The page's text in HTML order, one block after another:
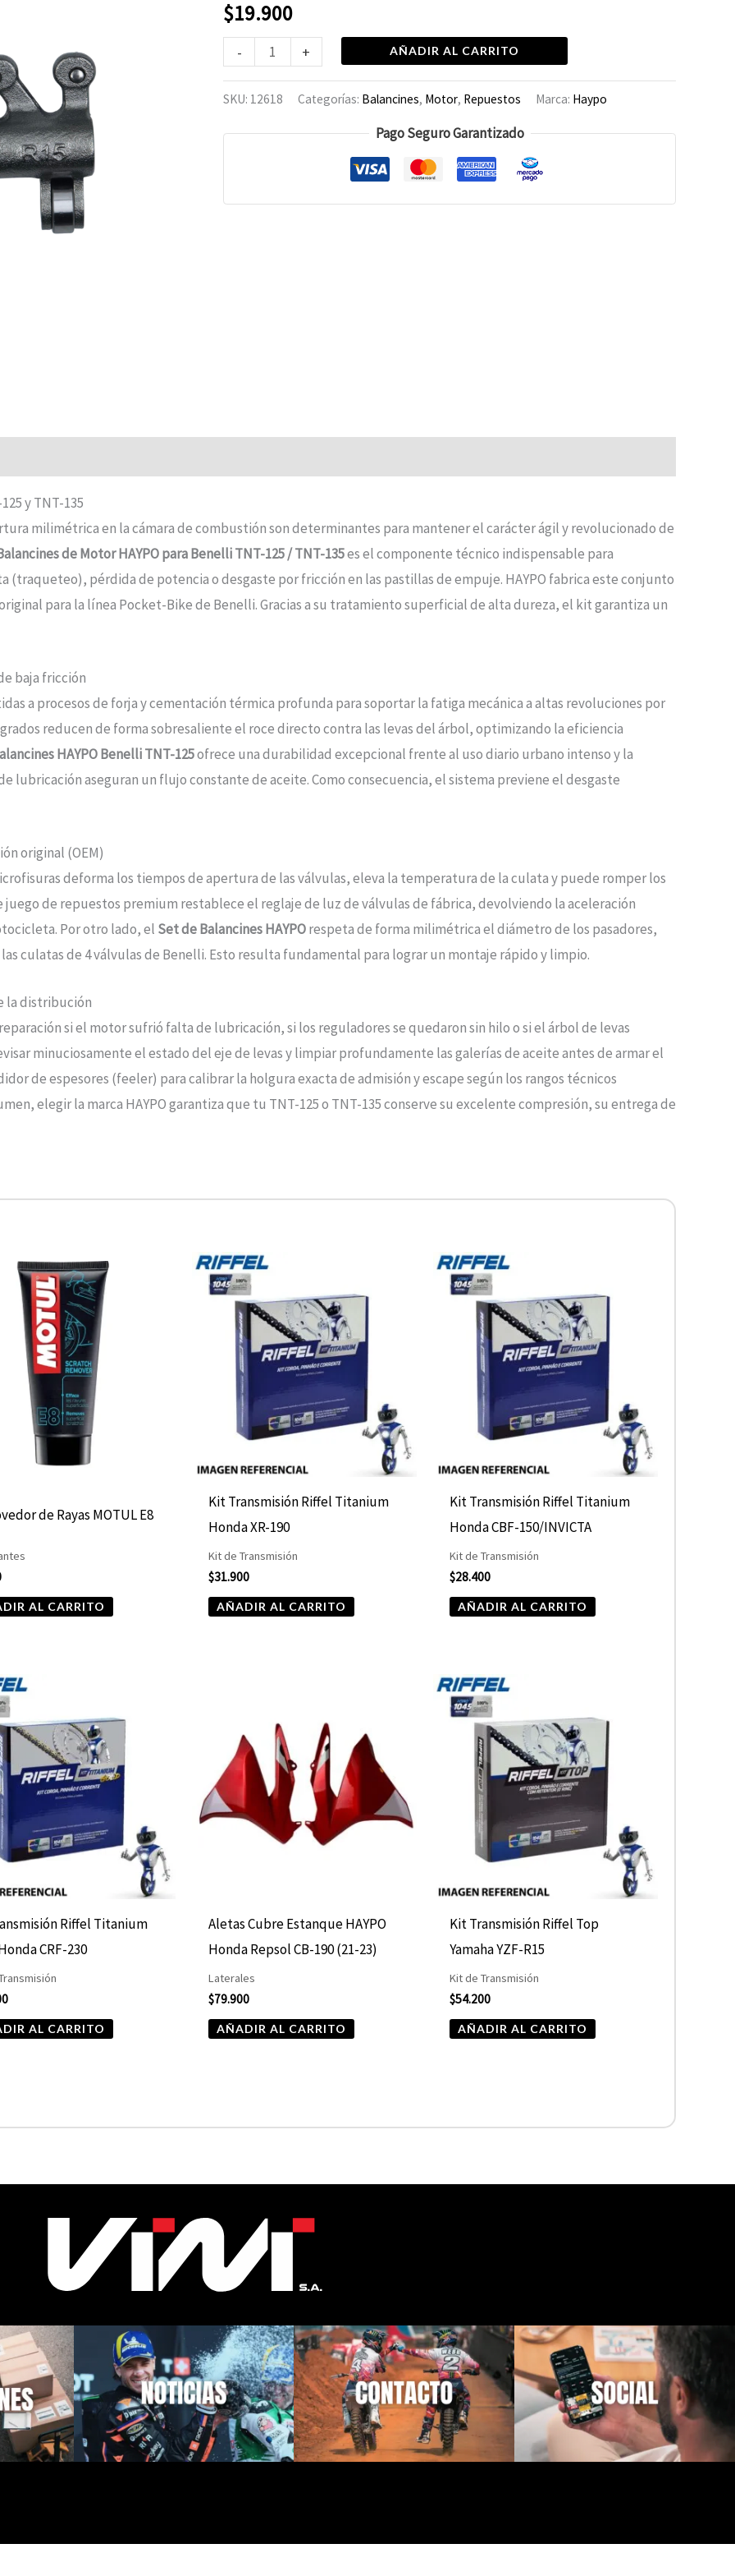
$19.900
-
125/135
cantidad
+ AÑADIR AL CARRITO
SKU: 12618 Categorías: Balancines, Motor, Repuestos Marca: Haypo
Pago Seguro Garantizado
y TNT-135
milimétrica en la cámara de combustión son determinantes para mantener el carácter ágil y revolucionado de
de Motor HAYPO para Benelli TNT-125 / TNT-135es el componente técnico indispensable para
(traqueteo), pérdida de potencia o desgaste por fricción en las pastillas de empuje. HAYPO fabrica este conjunto
para la línea Pocket-Bike de Benelli. Gracias a su tratamiento superficial de alta dureza, el kit garantiza un
baja fricción
a procesos de forja y cementación térmica profunda para soportar la fatiga mecánica a altas revoluciones por
reducen de forma sobresaliente el roce directo contra las levas del árbol, optimizando la eficiencia
HAYPO Benelli TNT-125ofrece una durabilidad excepcional frente al uso diario urbano intenso y la
lubricación aseguran un flujo constante de aceite. Como consecuencia, el sistema previene el desgaste
original (OEM)
deforma los tiempos de apertura de las válvulas, eleva la temperatura de la culata y puede romper los
de repuestos premium restablece el reglaje de luz de válvulas de fábrica, devolviendo la aceleración
Por otro lado, el Set de Balancines HAYPOrespeta de forma milimétrica el diámetro de los pasadores,
culatas de 4 válvulas de Benelli. Esto resulta fundamental para lograr un montaje rápido y limpio.
la distribución
si el motor sufrió falta de lubricación, si los reguladores se quedaron sin hilo o si el árbol de levas
minuciosamente el estado del eje de levas y limpiar profundamente las galerías de aceite antes de armar el
de espesores (feeler) para calibrar la holgura exacta de admisión y escape según los rangos técnicos
elegir la marca HAYPO garantiza que tu TNT-125 o TNT-135 conserve su excelente compresión, su entrega de
de Rayas MOTUL E8
AL CARRITO
Kit Transmisión Riffel Titanium
Honda XR-190
Kit de Transmisión
$31.900
AÑADIR AL CARRITO
Kit Transmisión Riffel Titanium
Honda CBF-150/INVICTA
Kit de Transmisión
$28.400
AÑADIR AL CARRITO
Riffel Titanium
CRF-230
AL CARRITO
Aletas Cubre Estanque HAYPO
Honda Repsol CB-190 (21-23)
Laterales
$79.900
AÑADIR AL CARRITO
Kit Transmisión Riffel Top
Yamaha YZF-R15
Kit de Transmisión
$54.200
AÑADIR AL CARRITO